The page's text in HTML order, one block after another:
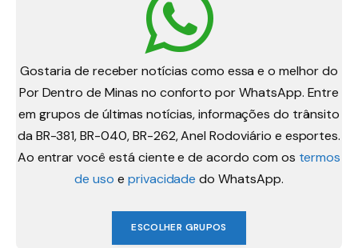
Gostaria de receber notícias como essa e o melhor do
Por Dentro de Minas no conforto por WhatsApp. Entre
em grupos de últimas notícias, informações do trânsito
da BR-381, BR-040, BR-262, Anel Rodoviário e esportes.
Ao entrar você está ciente e de acordo com os termos
de uso e privacidade do WhatsApp.
ESCOLHER GRUPOS